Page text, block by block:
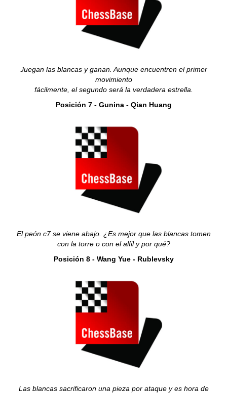
Juegan las blancas y ganan. Aunque encuentren el primer
movimiento
fácilmente, el segundo será la verdadera estrella.
Posición 7 - Gunina - Qian Huang
El peón c7 se viene abajo. ¿Es mejor que las blancas tomen
con la torre o con el alfil y por qué?
Posición 8 - Wang Yue - Rublevsky
Las blancas sacrificaron una pieza por ataque y es hora de